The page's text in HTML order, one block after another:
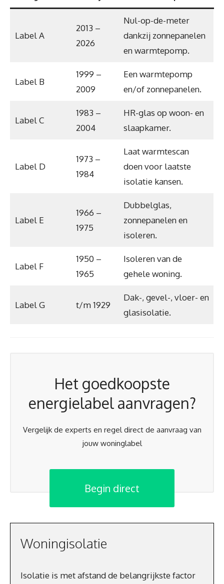
Label A
2013 –
2026
Nul-op-de-meter
dankzij zonnepanelen
en warmtepomp.
Label B
1999 –
2009
Een warmtepomp
en/of zonnepanelen.
Label C
1983 –
2004
HR-glas op woon- en
slaapkamer.
Label D
1973 –
1984
Laat warmtescan
doen voor laatste
isolatie kansen.
Label E
1966 –
1975
Dubbelglas,
zonnepanelen en
isoleren.
Label F
1950 –
1965
Isoleren van de
gehele woning.
Label G t/m 1929
Dak-, gevel-, vloer- en
glasisolatie.
Het goedkoopste
energielabel aanvragen?
Vergelijk de experts en regel direct de aanvraag van
jouw woninglabel
Begin direct
Woningisolatie
Isolatie is met afstand de belangrijkste factor